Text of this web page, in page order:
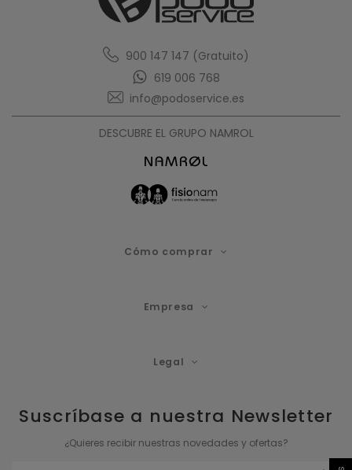
900 147 147 (Gratuito)
619 006 768
info@podoservice.es
DESCUBRE EL GRUPO NAMROL
Cómo comprar
Empresa
Legal
Suscríbase a nuestra Newsletter
¿Quieres recibir nuestras novedades y ofertas?